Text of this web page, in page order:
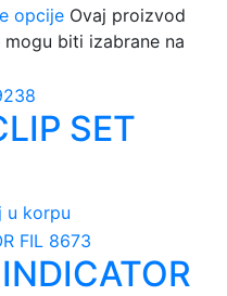
opcije Ovaj proizvod
biti izabrane na
SET
u korpu